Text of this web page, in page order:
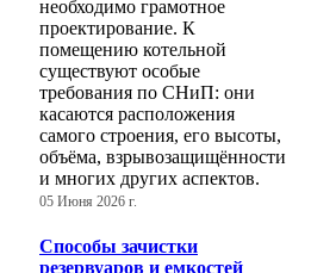
необходимо грамотное
проектирование. К
помещению котельной
существуют особые
требования по СНиП: они
касаются расположения
самого строения, его высоты,
объёма, взрывозащищённости
и многих других аспектов.
05 Июня 2026 г.
Способы зачистки
резервуаров и емкостей